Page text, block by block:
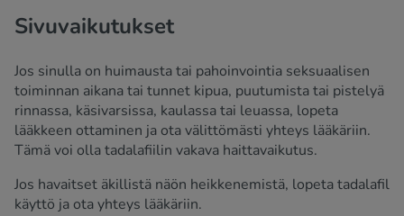
Sivuvaikutukset
Jos sinulla on huimausta tai pahoinvointia seksuaalisen
toiminnan aikana tai tunnet kipua, puutumista tai pistelyä
rinnassa, käsivarsissa, kaulassa tai leuassa, lopeta
lääkkeen ottaminen ja ota välittömästi yhteys lääkäriin.
Tämä voi olla tadalafiilin vakava haittavaikutus.
Jos havaitset äkillistä näön heikkenemistä, lopeta tadalafil
käyttö ja ota yhteys lääkäriin.